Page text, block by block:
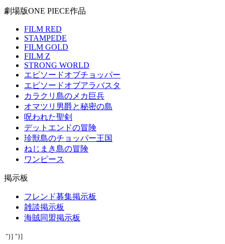
劇場版ONE PIECE作品
FILM RED
STAMPEDE
FILM GOLD
FILM Z
STRONG WORLD
エピソードオブチョッパー
エピソードオブアラバスタ
カラクリ島のメカ巨兵
オマツリ男爵と秘密の島
呪われた聖剣
デットエンドの冒険
珍獣島のチョッパー王国
ねじまき島の冒険
ワンピース
掲示板
フレンド募集掲示板
雑談掲示板
海賊同盟掲示板
"}] "}]